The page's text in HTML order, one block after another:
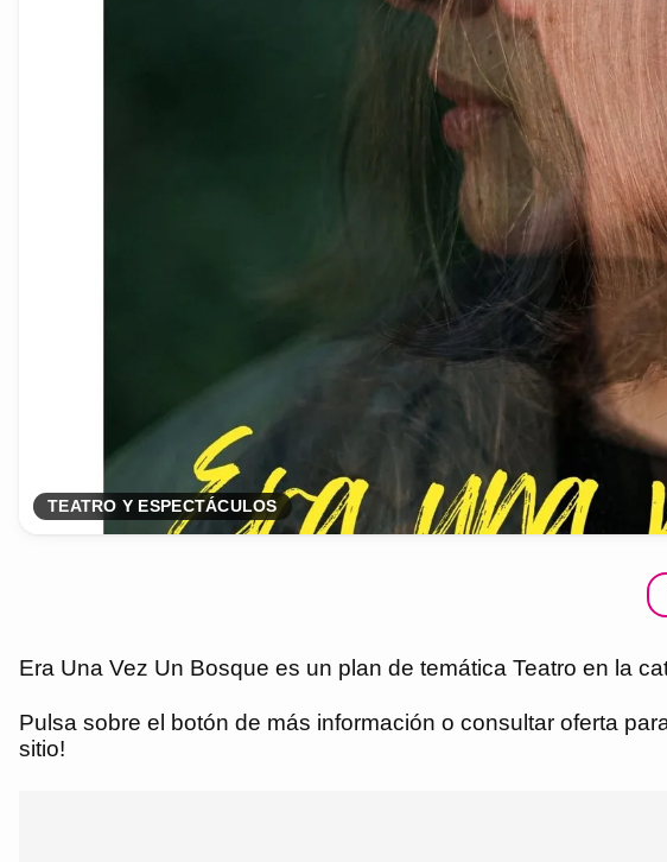
TEATRO Y ESPECTÁCULOS
Era Una Vez Un Bosque es un plan de temática Teatro en la
Pulsa sobre el botón de más información o consultar oferta
sitio!